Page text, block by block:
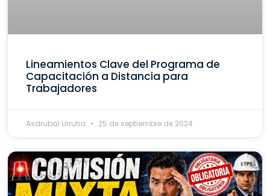
Lineamientos Clave del Programa de
Capacitación a Distancia para
Trabajadores
Asdrubal Urrutia 25 de septiembre de 2024